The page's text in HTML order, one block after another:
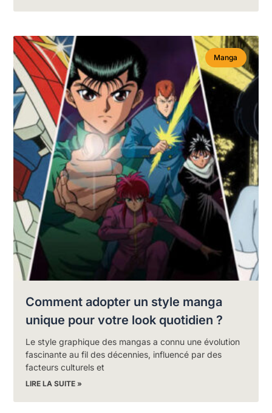
Manga
Comment adopter un style manga
unique pour votre look quotidien ?
Le style graphique des mangas a connu une évolution
fascinante au fil des décennies, influencé par des
facteurs culturels et
LIRE LA SUITE »